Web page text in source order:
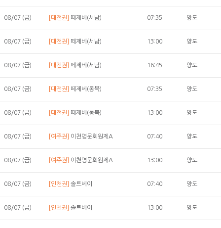
08/07 (금) [대전권] 떼제베(서남) 07:35 양도
08/07 (금) [대전권] 떼제베(서남) 13:00 양도
08/07 (금) [대전권] 떼제베(서남) 16:45 양도
08/07 (금) [대전권] 떼제베(동북) 07:35 양도
08/07 (금) [대전권] 떼제베(동북) 13:00 양도
08/07 (금) [여주권] 이천명문회원제A 07:40 양도
08/07 (금) [여주권] 이천명문회원제A 13:00 양도
08/07 (금) [인천권] 솔트베이 07:40 양도
08/07 (금) [인천권] 솔트베이 13:00 양도